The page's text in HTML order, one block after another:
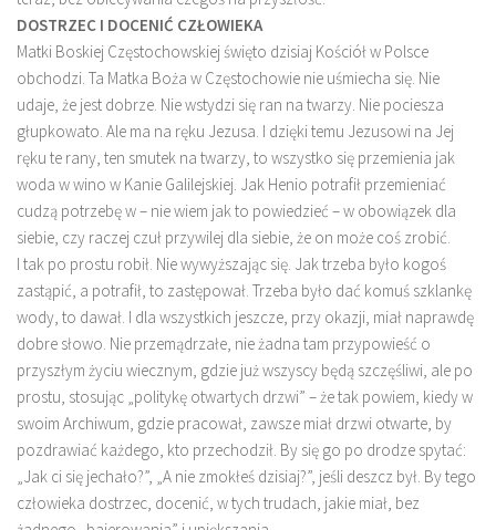
DOSTRZEC I DOCENIĆ CZŁOWIEKA
Matki Boskiej Częstochowskiej święto dzisiaj Kościół w Polsce
obchodzi. Ta Matka Boża w Częstochowie nie uśmiecha się. Nie
udaje, że jest dobrze. Nie wstydzi się ran na twarzy. Nie pociesza
głupkowato. Ale ma na ręku Jezusa. I dzięki temu Jezusowi na Jej
ręku te rany, ten smutek na twarzy, to wszystko się przemienia jak
woda w wino w Kanie Galilejskiej. Jak Henio potrafił przemieniać
cudzą potrzebę w – nie wiem jak to powiedzieć – w obowiązek dla
siebie, czy raczej czuł przywilej dla siebie, że on może coś zrobić.
I tak po prostu robił. Nie wywyższając się. Jak trzeba było kogoś
zastąpić, a potrafił, to zastępował. Trzeba było dać komuś szklankę
wody, to dawał. I dla wszystkich jeszcze, przy okazji, miał naprawdę
dobre słowo. Nie przemądrzałe, nie żadna tam przypowieść o
przyszłym życiu wiecznym, gdzie już wszyscy będą szczęśliwi, ale po
prostu, stosując „politykę otwartych drzwi” – że tak powiem, kiedy w
swoim Archiwum, gdzie pracował, zawsze miał drzwi otwarte, by
pozdrawiać każdego, kto przechodził. By się go po drodze spytać:
„Jak ci się jechało?”, „A nie zmokłeś dzisiaj?”, jeśli deszcz był. By tego
człowieka dostrzec, docenić, w tych trudach, jakie miał, bez